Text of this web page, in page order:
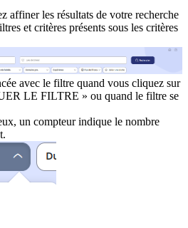
affiner les résultats de votre recherche
et critères présents sous les critères
avec le filtre quand vous cliquez sur
LE FILTRE » ou quand le filtre se
un compteur indique le nombre